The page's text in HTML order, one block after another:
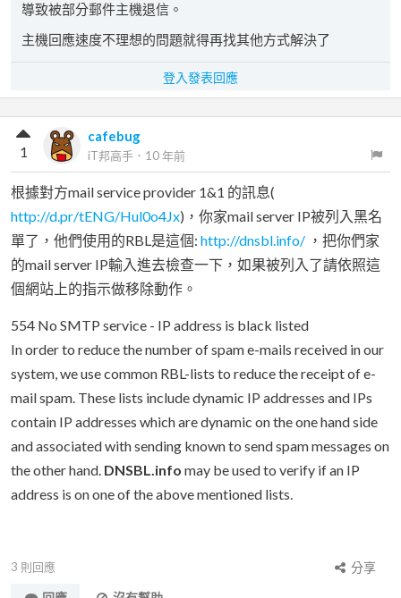
導致被部分郵件主機退信。
主機回應速度不理想的問題就得再找其他方式解決了
登入發表回應
cafebug
iT邦高手 ． 10 年前
1
根據對方mail service provider 1&1 的訊息(
http://d.pr/tENG/Hul0o4Jx)，你家mail server IP被列入黑名
單了，他們使用的RBL是這個: http://dnsbl.info/ ，把你們家
的mail server IP輸入進去檢查一下，如果被列入了請依照這
個網站上的指示做移除動作。
554 No SMTP service - IP address is black listed
In order to reduce the number of spam e-mails received in our
system, we use common RBL-lists to reduce the receipt of e-
mail spam. These lists include dynamic IP addresses and IPs
contain IP addresses which are dynamic on the one hand side
and associated with sending known to send spam messages on
the other hand. DNSBL.info may be used to verify if an IP
address is on one of the above mentioned lists.
3 則回應
分享